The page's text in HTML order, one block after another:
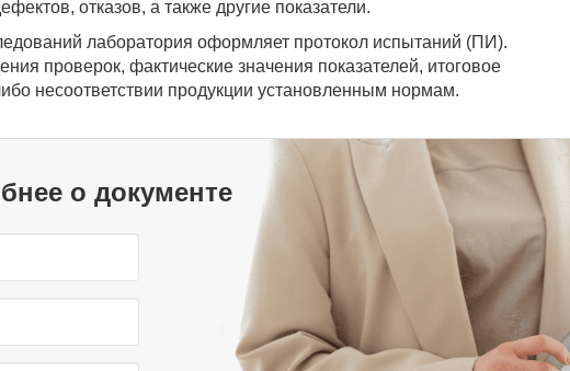
отказов, а также другие показатели.
лаборатория оформляет протокол испытаний (ПИ).
проверок, фактические значения показателей, итоговое
несоответствии продукции установленным нормам.
о документе